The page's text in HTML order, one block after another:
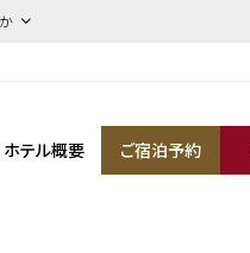
ホテル概要 ご宿泊予約